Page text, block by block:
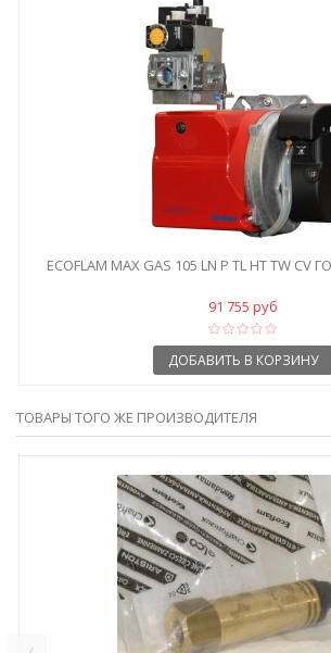
ECOFLAM MAX GAS 105 LN P TL HT TW
91 755 руб
ДОБАВИТЬ В КОРЗИНУ
ТОВАРЫ ТОГО ЖЕ ПРОИЗВОДИТЕЛЯ